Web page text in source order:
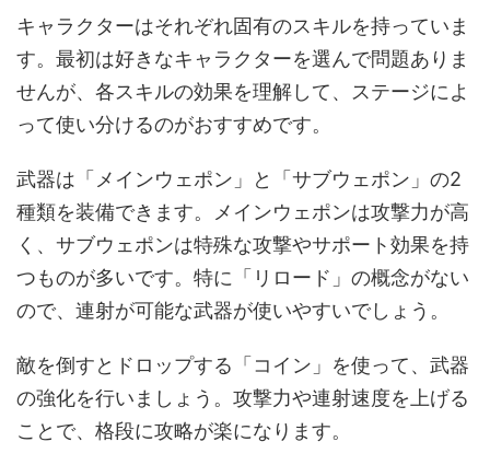
キャラクターはそれぞれ固有のスキルを持っていま
す。最初は好きなキャラクターを選んで問題ありま
せんが、各スキルの効果を理解して、ステージによ
って使い分けるのがおすすめです。
武器は「メインウェポン」と「サブウェポン」の2
種類を装備できます。メインウェポンは攻撃力が高
く、サブウェポンは特殊な攻撃やサポート効果を持
つものが多いです。特に「リロード」の概念がない
ので、連射が可能な武器が使いやすいでしょう。
敵を倒すとドロップする「コイン」を使って、武器
の強化を行いましょう。攻撃力や連射速度を上げる
ことで、格段に攻略が楽になります。